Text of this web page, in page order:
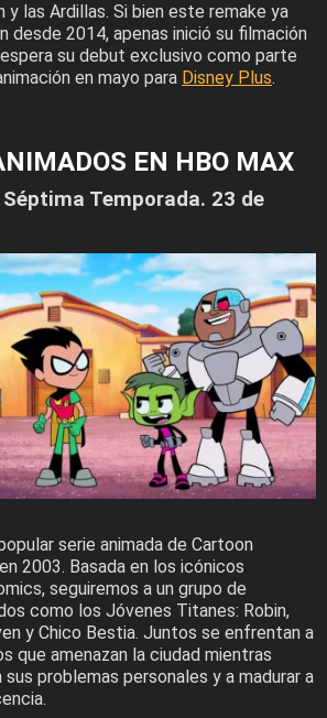
y las Ardillas. Si bien este remake ya
desde 2014, apenas inició su filmación
su debut exclusivo como parte
en mayo para Disney Plus.
EN HBO MAX
Temporada. 23 de
serie animada de Cartoon
2003. Basada en los icónicos
seguiremos a un grupo de
como los Jóvenes Titanes: Robin,
y Chico Bestia. Juntos se enfrentan a
que amenazan la ciudad mientras
sus problemas personales y a madurar a